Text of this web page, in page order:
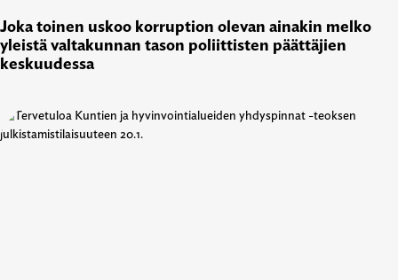
Joka toinen uskoo korruption olevan ainakin melko
yleistä valtakunnan tason poliittisten päättäjien
keskuudessa